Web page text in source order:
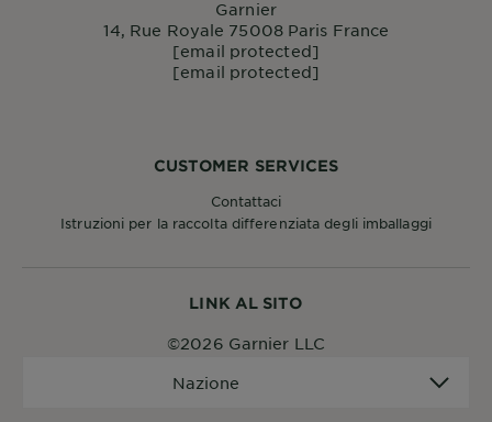
LINK AL SITO
Nazione
©2026 Garnier LLC
CUSTOMER SERVICES
Contattaci
Istruzioni per la raccolta differenziata degli imballaggi
Garnier
14, Rue Royale 75008 Paris France
[email protected]
[email protected]